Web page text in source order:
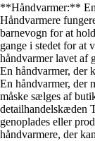
**Håndvarmer:** En
Håndvarmere
barnevogn for at
gange i stedet for at
håndvarmer lavet af
En håndvarmer, der
En håndvarmer, der
måske sælges af
detailhandelskæden
genoplades eller
håndvarmere, der